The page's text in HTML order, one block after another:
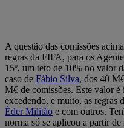
A questão das comissões
regras da FIFA, para os
15º, um teto de 10% no valor
caso de Fábio Silva, dos 40
M€ de comissões. Este valor
excedendo, e muito, as regras
Éder Militão e com outros.
norma só se aplicou a partir de